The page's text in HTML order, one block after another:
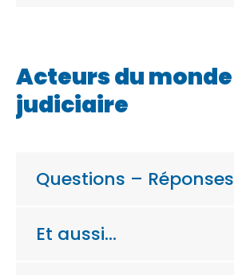
Acteurs du monde
judiciaire
Questions – Réponses
Et aussi…